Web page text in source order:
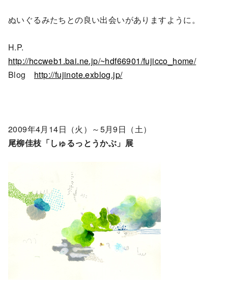
ぬいぐるみたちとの良い出会いがありますように。
H.P.
http://hccweb1.bai.ne.jp/~hdf66901/fujicco_home/
Blog http://fujinote.exblog.jp/
2009年4月14日（火）～5月9日（土）
尾柳佳枝「しゅるっとうかぶ」展